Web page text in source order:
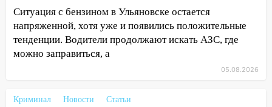
12:18 Вспыхнул изнутри: в
Железнодорожном районе горела дача
11:33
В Засвияжье под колёса авто
попал мужчина
хозяйственные постройки
Ситуация с бензином в Ульяновске остается
напряженной, хотя уже и появились положительные
тенденции. Водители продолжают искать АЗС, где
можно заправиться, а
05.08.2026
Криминал Новости
Статьи